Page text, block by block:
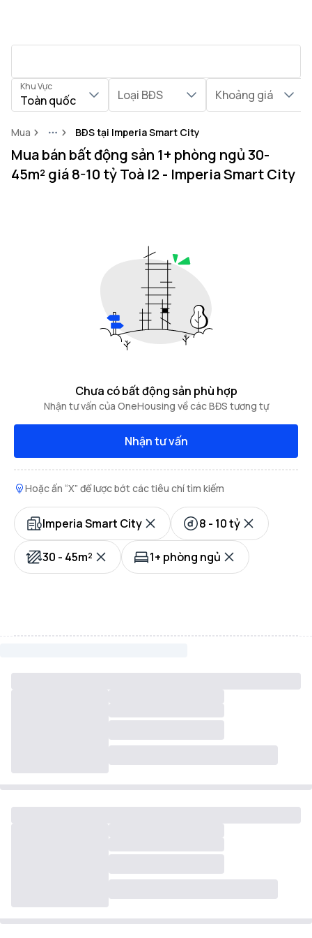
Khu Vực
Toàn quốc Loại BĐS Khoảng giá
Mua MoreBĐS tại Imperia Smart City
Mua bán bất động sản 1+ phòng ngủ 30-
45m² giá 8-10 tỷ Toà I2 - Imperia Smart City
Chưa có bất động sản phù hợp
Nhận tư vấn của OneHousing về các BĐS tương tự
Nhận tư vấn
Hoặc ấn “X” để lược bớt các tiêu chí tìm kiếm
Imperia Smart City 8 - 10 tỷ
30 - 45m² 1+ phòng ngủ